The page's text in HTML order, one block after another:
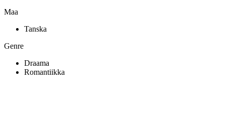
Maa
Tanska
Genre
Draama
Romantiikka